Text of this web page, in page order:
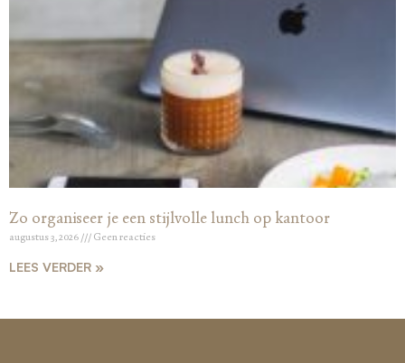
Zo organiseer je een stijlvolle lunch op kantoor
augustus 3, 2026 Geen reacties
LEES VERDER »